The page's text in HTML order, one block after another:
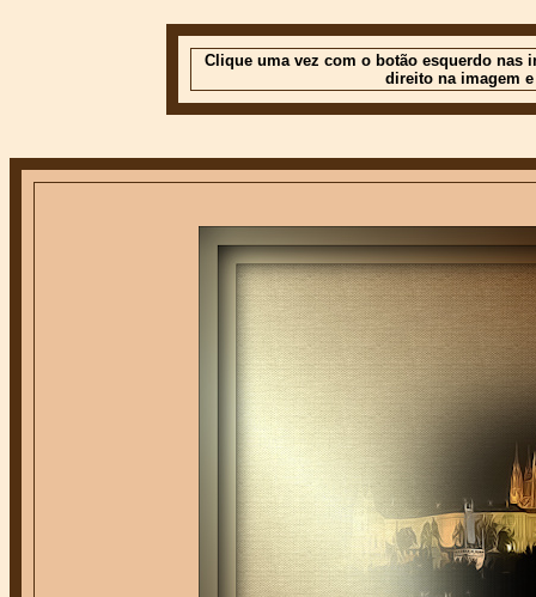
Clique uma vez com o botão esquerdo nas
direito na imagem